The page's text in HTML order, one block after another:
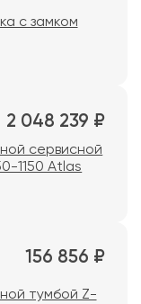
с замком
2 048 239 ₽
сервисной
1150 Atlas
156 856 ₽
тумбой Z-